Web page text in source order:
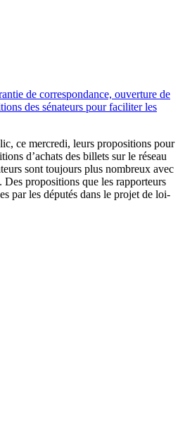
de correspondance, ouverture de
des sénateurs pour faciliter les
ce mercredi, leurs propositions pour
d’achats des billets sur le réseau
sont toujours plus nombreux avec
Des propositions que les rapporteurs
par les députés dans le projet de loi-